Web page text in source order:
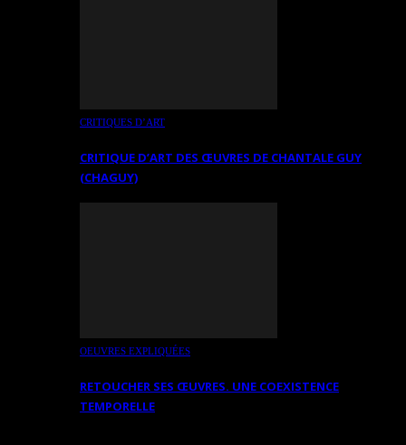
CRITIQUES D’ART
CRITIQUE D’ART DES ŒUVRES DE CHANTALE GUY
(CHAGUY)
OEUVRES EXPLIQUÉES
RETOUCHER SES ŒUVRES. UNE COEXISTENCE
TEMPORELLE